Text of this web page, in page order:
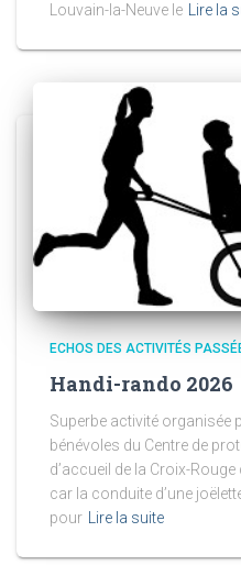
Louvain-la-Neuve le Lire la
ECHOS DES ACTIVITÉS
Handi-rando 2026
Superbe activité organisée
bénévoles du Centre de
d’accueil de la Croix-
car la conduite d’une
pour Lire la suite